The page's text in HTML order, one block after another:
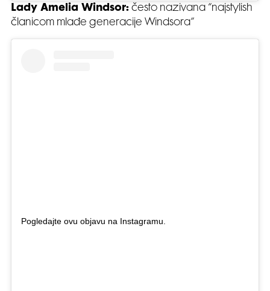
Lady Amelia Windsor: često nazivana “najstylish
članicom mlađe generacije Windsora”
Pogledajte ovu objavu na Instagramu.